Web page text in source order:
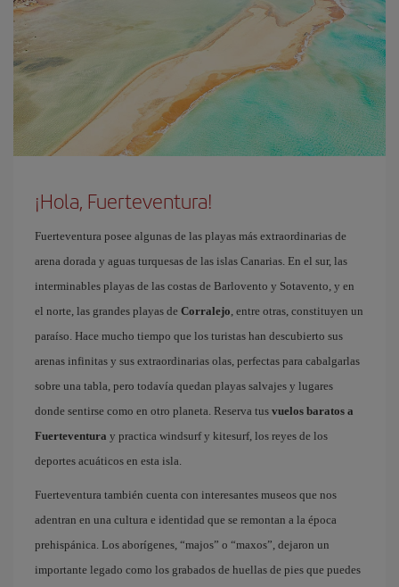
¡Hola, Fuerteventura!
Fuerteventura posee algunas de las playas más extraordinarias de
arena dorada y aguas turquesas de las islas Canarias. En el sur, las
interminables playas de las costas de Barlovento y Sotavento, y en
el norte, las grandes playas de Corralejo, entre otras, constituyen un
paraíso. Hace mucho tiempo que los turistas han descubierto sus
arenas infinitas y sus extraordinarias olas, perfectas para cabalgarlas
sobre una tabla, pero todavía quedan playas salvajes y lugares
donde sentirse como en otro planeta. Reserva tus vuelos baratos a
Fuerteventura y practica windsurf y kitesurf, los reyes de los
deportes acuáticos en esta isla.
Fuerteventura también cuenta con interesantes museos que nos
adentran en una cultura e identidad que se remontan a la época
prehispánica. Los aborígenes, “majos” o “maxos”, dejaron un
importante legado como los grabados de huellas de pies que puedes